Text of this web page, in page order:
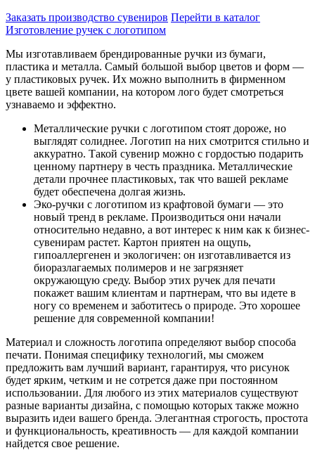
Заказать производство сувениров Перейти в каталог
Изготовление ручек с логотипом
Мы изготавливаем брендированные ручки из бумаги,
пластика и металла. Самый большой выбор цветов и форм —
у пластиковых ручек. Их можно выполнить в фирменном
цвете вашей компании, на котором лого будет смотреться
узнаваемо и эффектно.
Металлические ручки с логотипом стоят дороже, но
выглядят солиднее. Логотип на них смотрится стильно и
аккуратно. Такой сувенир можно с гордостью подарить
ценному партнеру в честь праздника. Металлические
детали прочнее пластиковых, так что вашей рекламе
будет обеспечена долгая жизнь.
Эко-ручки с логотипом из крафтовой бумаги — это
новый тренд в рекламе. Производиться они начали
относительно недавно, а вот интерес к ним как к бизнес-
сувенирам растет. Картон приятен на ощупь,
гипоаллергенен и экологичен: он изготавливается из
биоразлагаемых полимеров и не загрязняет
окружающую среду. Выбор этих ручек для печати
покажет вашим клиентам и партнерам, что вы идете в
ногу со временем и заботитесь о природе. Это хорошее
решение для современной компании!
Материал и сложность логотипа определяют выбор способа
печати. Понимая специфику технологий, мы сможем
предложить вам лучший вариант, гарантируя, что рисунок
будет ярким, четким и не сотрется даже при постоянном
использовании. Для любого из этих материалов существуют
разные варианты дизайна, с помощью которых также можно
выразить идеи вашего бренда. Элегантная строгость, простота
и функциональность, креативность — для каждой компании
найдется свое решение.